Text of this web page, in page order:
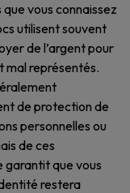
vous connaissez
utilisent souvent
de l’argent pour
mal représentés.
de protection de
personnelles ou
de ces
garantit que vous
restera